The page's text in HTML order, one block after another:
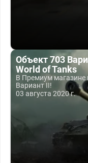
Объект 703
World of Tanks
В Премиум магазине
Вариант II!
03 августа 2020 г.